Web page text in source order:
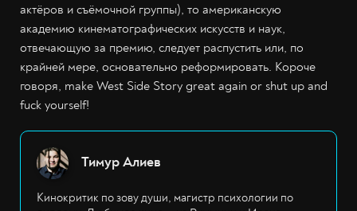
актёров и съёмочной группы), то американскую
академию кинематографических искусств и наук,
отвечающую за премию, следует распустить или, по
крайней мере, основательно реформировать. Короче
говоря, make West Side Story great again or shut up and
fuck yourself!
Тимур Алиев
Кинокритик по зову души, магистр психологии по